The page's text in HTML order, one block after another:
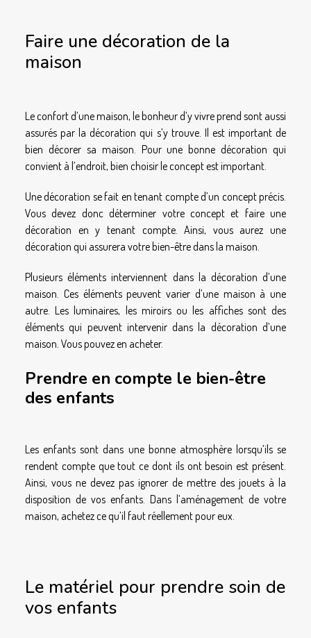
Faire une décoration de la
maison
Le confort d’une maison, le bonheur d’y vivre prend sont aussi
assurés par la décoration qui s’y trouve. Il est important de
bien décorer sa maison. Pour une bonne décoration qui
convient à l’endroit, bien choisir le concept est important.
Une décoration se fait en tenant compte d’un concept précis.
Vous devez donc déterminer votre concept et faire une
décoration en y tenant compte. Ainsi, vous aurez une
décoration qui assurera votre bien-être dans la maison.
Plusieurs éléments interviennent dans la décoration d’une
maison. Ces éléments peuvent varier d’une maison à une
autre. Les luminaires, les miroirs ou les affiches sont des
éléments qui peuvent intervenir dans la décoration d’une
maison. Vous pouvez en acheter.
Prendre en compte le bien-être
des enfants
Les enfants sont dans une bonne atmosphère lorsqu’ils se
rendent compte que tout ce dont ils ont besoin est présent.
Ainsi, vous ne devez pas ignorer de mettre des jouets à la
disposition de vos enfants. Dans l’aménagement de votre
maison, achetez ce qu’il faut réellement pour eux.
Le matériel pour prendre soin de
vos enfants